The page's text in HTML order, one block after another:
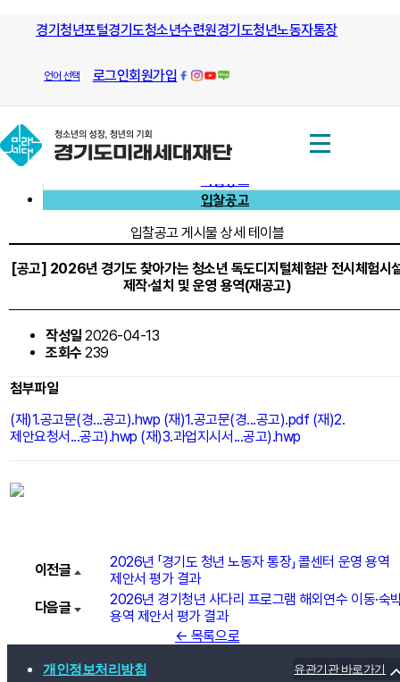
경기청년포털경기도청소년수련원경기도청년노동자통장
언어 선택 로그인회원가입
모든 방향으로 열린길과 그길을 안내하는
경기도미래세대재단알림/
공지사항
채용공고
입찰공고
입찰공고 게시물 상세 테이블
[공고] 2026년 경기도 찾아가는 청소년 독도디지털체험관 전시체험시
제작·설치 및 운영 용역(재공고)
작성일 2026-04-13
조회수 239
첨부파일
(재)1.공고문(경...공고).hwp (재)1.공고문(경...공고).pdf (재)2.
제안요청서...공고).hwp (재)3.과업지시서...공고).hwp
이전글
2026년 「경기도 청년 노동자 통장」 콜센터 운영 용역
제안서 평가 결과
다음글
2026년 경기청년 사다리 프로그램 해외연수 이동·숙
용역 제안서 평가 결과
← 목록으로
개인정보처리방침 유관기관 바로가기